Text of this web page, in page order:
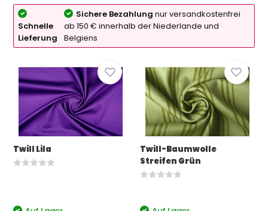
Schnelle
Lieferung
Sichere Bezahlung nur versandkostenfrei
ab 150 € innerhalb der Niederlande und
Belgiens
Twill Lila
Twill-Baumwolle
Streifen Grün